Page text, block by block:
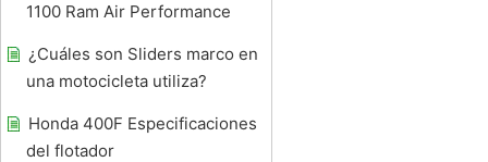
1100 Ram Air Performance
¿Cuáles son Sliders marco en
una motocicleta utiliza?
Honda 400F Especificaciones
del flotador